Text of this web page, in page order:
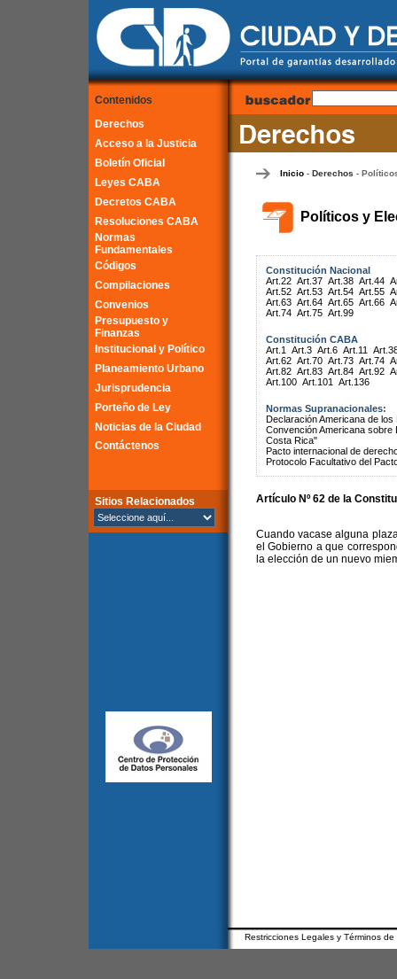
Contenidos
Derechos
Acceso a la Justicia
Boletín Oficial
Leyes CABA
Decretos CABA
Resoluciones CABA
Normas
Fundamentales
Códigos
Compilaciones
Convenios
Presupuesto y
Finanzas
Institucional y Político
Planeamiento Urbano
Jurisprudencia
Porteño de Ley
Noticias de la Ciudad
Contáctenos
Sitios Relacionados
Inicio- Derechos -
Políticos y
Constitución Nacional
Art.22 Art.37 Art.38 Art.44
Art.52 Art.53 Art.54 Art.55
Art.63 Art.64 Art.65 Art.66
Art.74 Art.75 Art.99
Constitución CABA
Art.1
Art.3 Art.6 Art.11
Art.62 Art.70 Art.73 Art.74
Art.82 Art.83 Art.84 Art.92
Art.100 Art.101 Art.136
Normas Supranacionales:
Declaración Americana de
Convención Americana
Costa Rica"
Pacto internacional de
Protocolo Facultativo del
Artículo Nº 62 de la
Cuando vacase alguna
el Gobierno a que
la elección de un nuevo
Restricciones Legales y Términos de